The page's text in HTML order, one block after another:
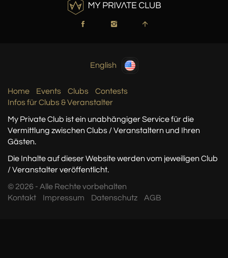
English
Home Events Clubs
Contests
Infos für Clubs & Veranstalter
My Private Club ist ein unabhängiger Servicefür die
Vermittlung zwischen Clubs / Veranstaltern und Ihren
Gästen.
Die Inhalte auf dieser Website werden vom jeweiligen Club
/ Veranstalter veröffentlicht.
© 2026 - Alle Rechte vorbehalten
Kontakt
Impressum Datenschutz AGB